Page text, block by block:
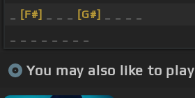
[F#] [G#]
You may also like to play